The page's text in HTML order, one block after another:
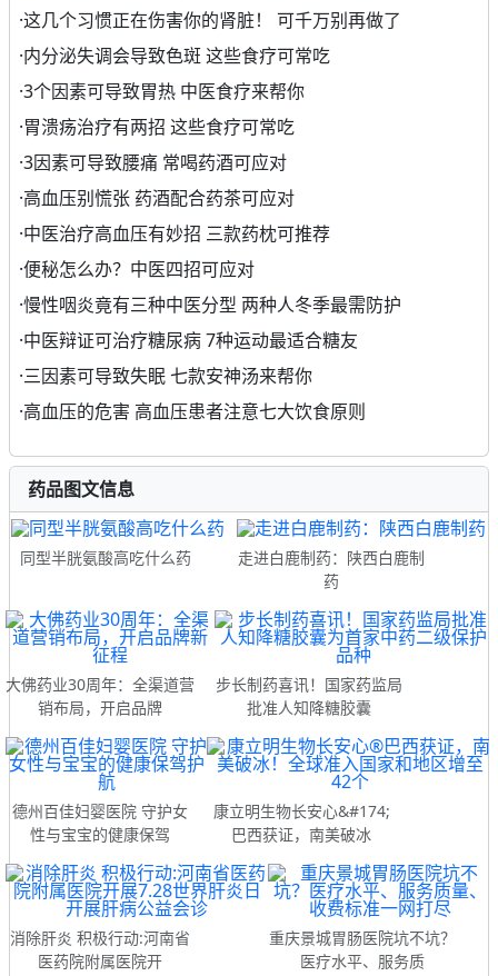
·这几个习惯正在伤害你的肾脏！ 可千万别再做了
·内分泌失调会导致色斑 这些食疗可常吃
·3个因素可导致胃热 中医食疗来帮你
·胃溃疡治疗有两招 这些食疗可常吃
·3因素可导致腰痛 常喝药酒可应对
·高血压别慌张 药酒配合药茶可应对
·中医治疗高血压有妙招 三款药枕可推荐
·便秘怎么办？中医四招可应对
·慢性咽炎竟有三种中医分型 两种人冬季最需防护
·中医辩证可治疗糖尿病 7种运动最适合糖友
·三因素可导致失眠 七款安神汤来帮你
·高血压的危害 高血压患者注意七大饮食原则
药品图文信息
同型半胱氨酸高吃什么药
走进白鹿制药：陕西白鹿制
药
大佛药业30周年：全渠道营
销布局，开启品牌
步长制药喜讯！国家药监局
批准人知降糖胶囊
德州百佳妇婴医院 守护女
性与宝宝的健康保驾
康立明生物长安心&#174;
巴西获证，南美破冰
消除肝炎 积极行动:河南省
医药院附属医院开
重庆景城胃肠医院坑不坑？
医疗水平、服务质